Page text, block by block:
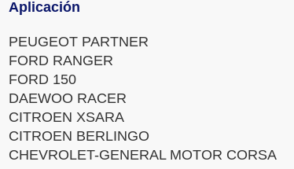
Aplicación
PEUGEOT PARTNER
FORD RANGER
FORD 150
DAEWOO RACER
CITROEN XSARA
CITROEN BERLINGO
CHEVROLET-GENERAL MOTOR CORSA